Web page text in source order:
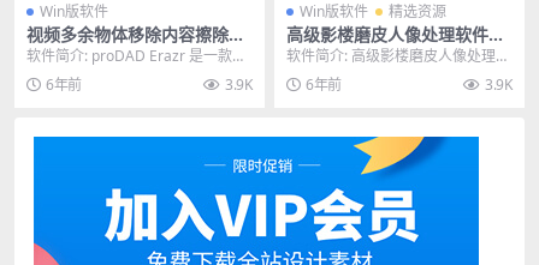
Win版软件
视频多余物体移除内容擦除软
件 ProDAD Erazr 1.5.76.2 W
in破解版
软件简介: proDAD Erazr 是一款理
想的视频编辑工具，通过应用智能
自动...6年前 3.9K
Win版软件 精选资源
高级影楼磨皮人像处理软件Po
rtraitPro Standard v15.7.3
完整汉化独立版
软件简介: 高级影楼磨皮人像处理软
件PortraitPro Standard v...
6年前 3.9K